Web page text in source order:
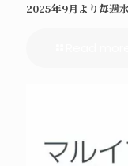
2025年9月より毎週